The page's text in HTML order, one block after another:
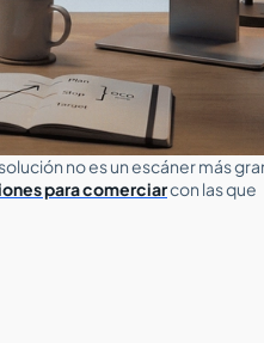
no es un escáner más
para comerciarcon las que